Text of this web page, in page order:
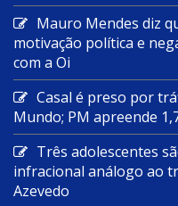
Mauro Mendes diz
motivação política e
com a Oi
Casal é preso por
Mundo; PM apreende
Três adolescentes
infracional análogo ao
Azevedo